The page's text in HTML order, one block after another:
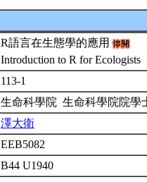
R語言在生態學的應用
Introduction to R for Ecologists
113-1
生命科學院 生命科學院院
澤大衛
EEB5082
B44 U1940